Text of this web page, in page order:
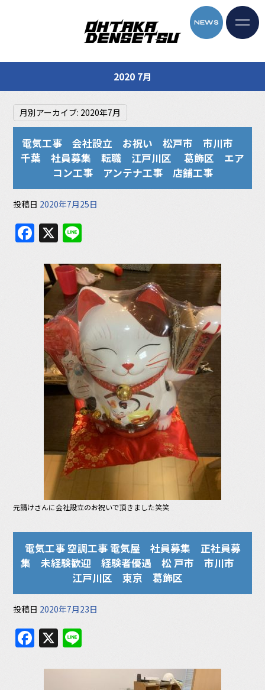
2020 7月
月別アーカイブ: 2020年7月
電気工事 会社設立 お祝い 松戸市 市川市
千葉 社員募集 転職 江戸川区 葛飾区 エア
コン工事 アンテナ工事 店舗工事
投稿日 2020年7月25日
F
a
c
e
b
o
o
k
X
e
元請けさんに会社設立のお祝いで頂きました笑笑
電気工事 空調工事 電気屋 社員募集 正社員募
集 未経験歓迎 経験者優遇 松 戸市 市川市
江戸川区 東京 葛飾区
投稿日 2020年7月23日
F
a
c
X
e